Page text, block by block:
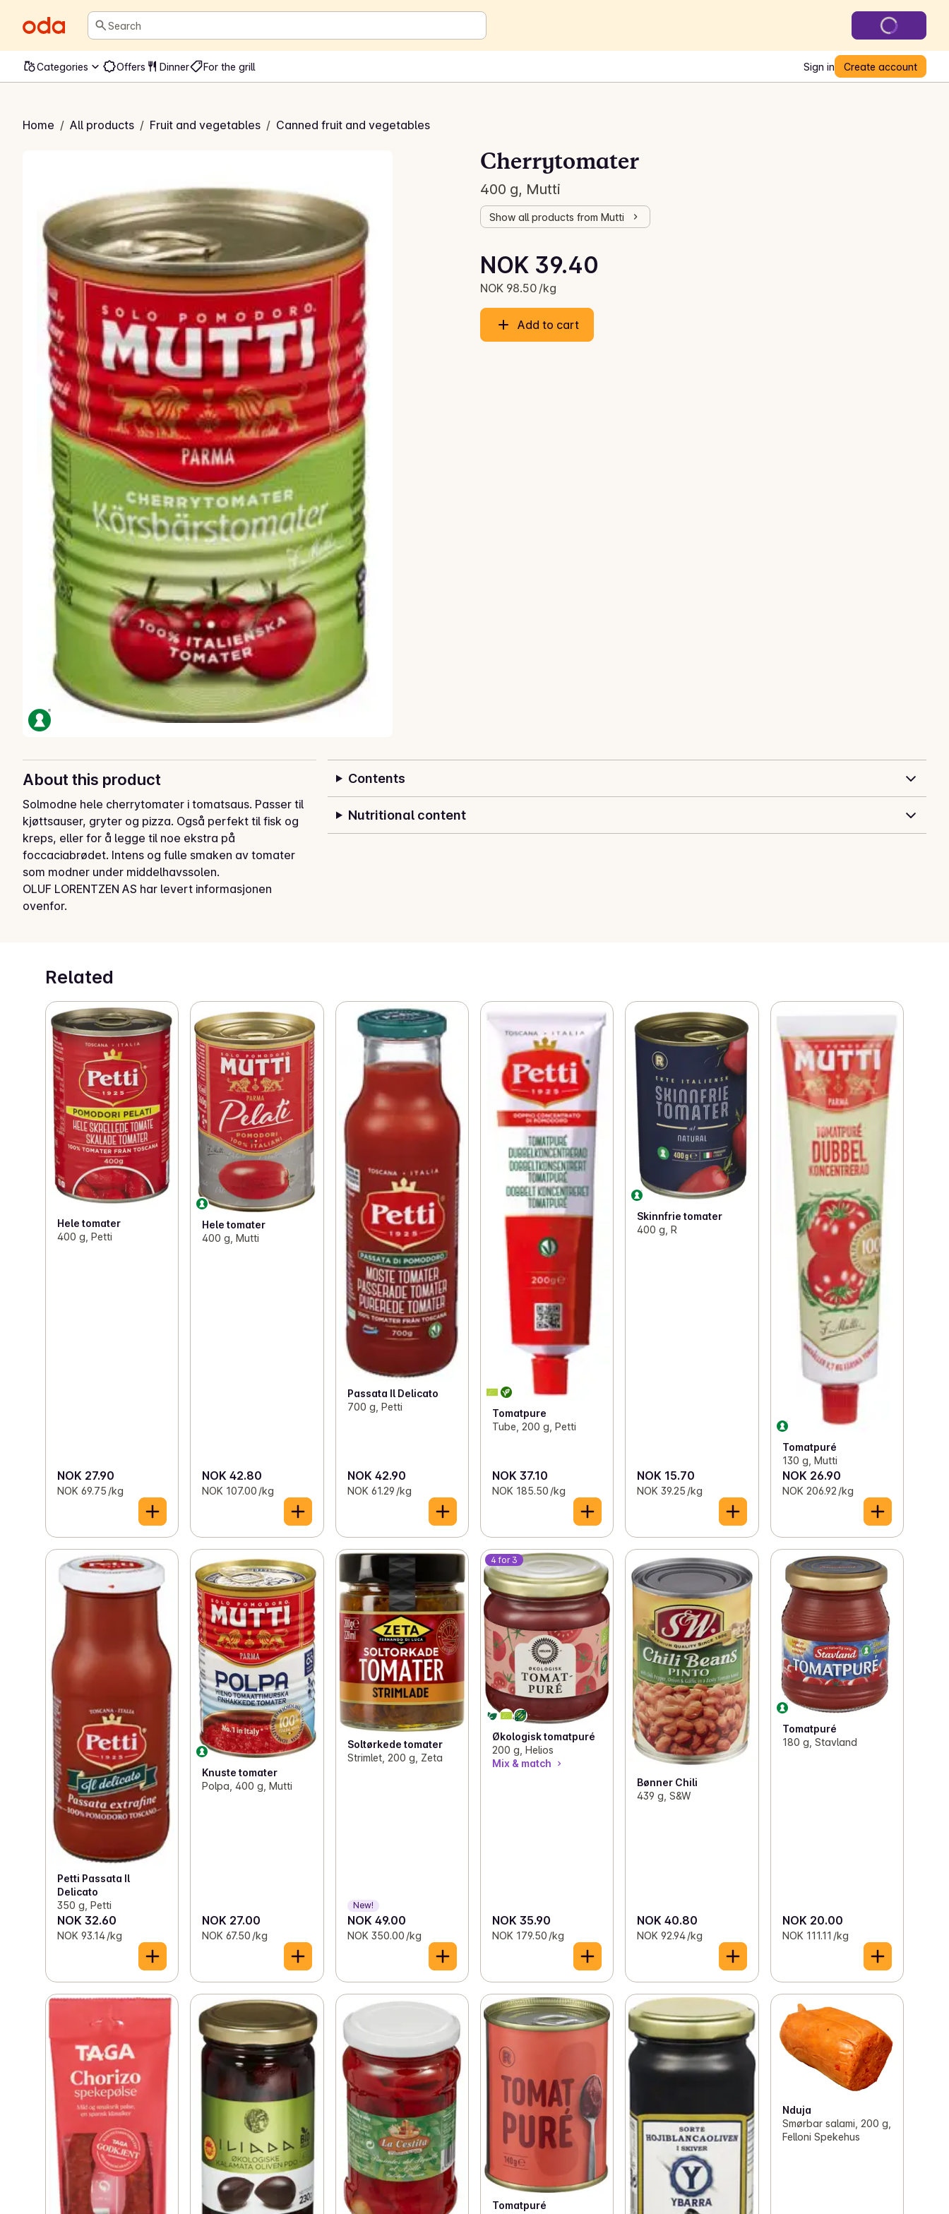
Search
Categories Offers Dinner For the grill Sign in Create account
Home / All products / Fruit and vegetables / Canned fruit and vegetables
Cherrytomater
400 g, Mutti
Show all products from Mutti
Current price is: NOK 39.40
NOK 39.40
NOK 98.50 /kg
Unit price: NOK 98.50 /kg
Add to cart
About this product
Solmodne hele cherrytomater i tomatsaus. Passer til
kjøttsauser, gryter og pizza. Også perfekt til fisk og
kreps, eller for å legge til noe ekstra på
foccaciabrødet. Intens og fulle smaken av tomater
som modner under middelhavssolen.
OLUF LORENTZEN AS har levert informasjonen
ovenfor.
Contents
Nutritional content
Related
Hele tomater
400 g, Petti
NOK 27.90
NOK 69.75 /kg
Hele tomater
400 g, Mutti
NOK 42.80
NOK 107.00 /kg
Passata Il Delicato
700 g, Petti
NOK 42.90
NOK 61.29 /kg
Tomatpure
Tube, 200 g, Petti
NOK 37.10
NOK 185.50 /kg
Skinnfrie tomater
400 g, R
NOK 15.70
NOK 39.25 /kg
Tomatpuré
130 g, Mutti
NOK 26.90
NOK 206.92 /kg
Petti Passata Il
Delicato
350 g, Petti
NOK 32.60
NOK 93.14 /kg
Knuste tomater
Polpa, 400 g, Mutti
NOK 27.00
NOK 67.50 /kg
Soltørkede tomater
Strimlet, 200 g, Zeta
New!
NOK 49.00
NOK 350.00 /kg
4 for 3
Økologisk tomatpuré
200 g, Helios
Mix & match
NOK 35.90
NOK 179.50 /kg
Bønner Chili
439 g, S&W
NOK 40.80
NOK 92.94 /kg
Tomatpuré
180 g, Stavland
NOK 20.00
NOK 111.11 /kg
Tomatpuré
Nduja
Smørbar salami, 200 g,
Felloni Spekehus